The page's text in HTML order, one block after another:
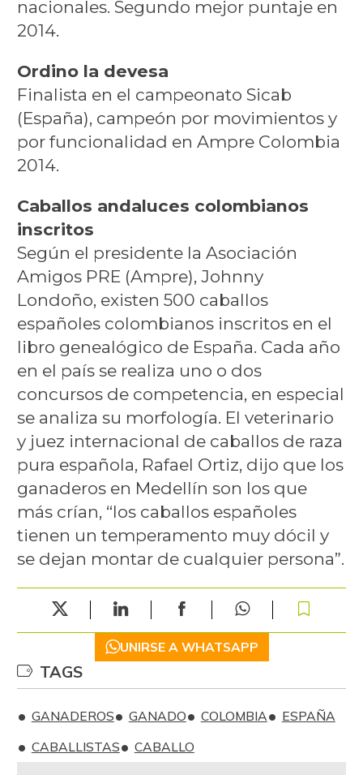
nacionales. Segundo mejor puntaje en
2014.
Ordino la devesa
Finalista en el campeonato Sicab
(España), campeón por movimientos y
por funcionalidad en Ampre Colombia
2014.
Caballos andaluces colombianos
inscritos
Según el presidente la Asociación
Amigos PRE (Ampre), Johnny
Londoño, existen 500 caballos
españoles colombianos inscritos en el
libro genealógico de España. Cada año
en el país se realiza uno o dos
concursos de competencia, en especial
se analiza su morfología. El veterinario
y juez internacional de caballos de raza
pura española, Rafael Ortiz, dijo que los
ganaderos en Medellín son los que
más crían, “los caballos españoles
tienen un temperamento muy dócil y
se dejan montar de cualquier persona”.
UNIRSE A WHATSAPP
TAGS
GANADEROS GANADO COLOMBIA
ESPAÑA
CABALLISTAS
CABALLO